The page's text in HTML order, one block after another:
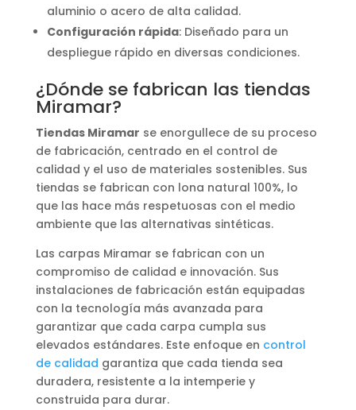
aluminio o acero de alta calidad.
Configuración rápida: Diseñado para un
despliegue rápido en diversas condiciones.
¿Dónde se fabrican las tiendas
Miramar?
Tiendas Miramar se enorgullece de su proceso
de fabricación, centrado en el control de
calidad y el uso de materiales sostenibles. Sus
tiendas se fabrican con lona natural 100%, lo
que las hace más respetuosas con el medio
ambiente que las alternativas sintéticas.
Las carpas Miramar se fabrican con un
compromiso de calidad e innovación. Sus
instalaciones de fabricación están equipadas
con la tecnología más avanzada para
garantizar que cada carpa cumpla sus
elevados estándares. Este enfoque en control
de calidad garantiza que cada tienda sea
duradera, resistente a la intemperie y
construida para durar.